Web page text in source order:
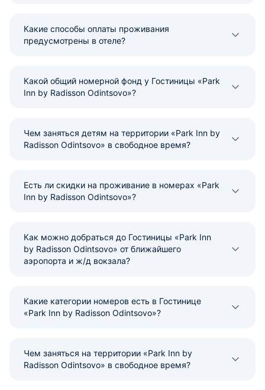
Какие способы оплаты проживания
предусмотрены в отеле?
Какой общий номерной фонд у Гостиницы «Park
Inn by Radisson Odintsovo»?
Чем заняться детям на территории «Park Inn by
Radisson Odintsovo» в свободное время?
Есть ли скидки на проживание в номерах «Park
Inn by Radisson Odintsovo»?
Как можно добраться до Гостиницы «Park Inn
by Radisson Odintsovo» от ближайшего
аэропорта и ж/д вокзала?
Какие категории номеров есть в Гостинице
«Park Inn by Radisson Odintsovo»?
Чем заняться на территории «Park Inn by
Radisson Odintsovo» в свободное время?